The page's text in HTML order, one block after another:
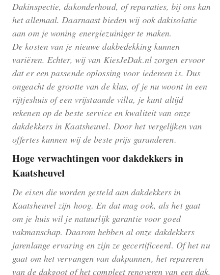
Dakinspectie, dakonderhoud, of reparaties, bij ons kan
het allemaal. Daarnaast bieden wij ook dakisolatie
aan om je woning energiezuiniger te maken.
De kosten van je nieuwe dakbedekking kunnen
variëren. Echter, wij van KiesJeDak.nl zorgen ervoor
dat er een passende oplossing voor iedereen is. Dus
ongeacht de grootte van de klus, of je nu woont in een
rijtjeshuis of een vrijstaande villa, je kunt altijd
rekenen op de beste service en kwaliteit van onze
dakdekkers in Kaatsheuvel. Door het vergelijken van
offertes kunnen wij de beste prijs garanderen.
Hoge verwachtingen voor dakdekkers in
Kaatsheuvel
De eisen die worden gesteld aan dakdekkers in
Kaatsheuvel zijn hoog. En dat mag ook, als het gaat
om je huis wil je natuurlijk garantie voor goed
vakmanschap. Daarom hebben al onze dakdekkers
jarenlange ervaring en zijn ze gecertificeerd. Of het nu
gaat om het vervangen van dakpannen, het repareren
van de dakgoot of het compleet renoveren van een dak,